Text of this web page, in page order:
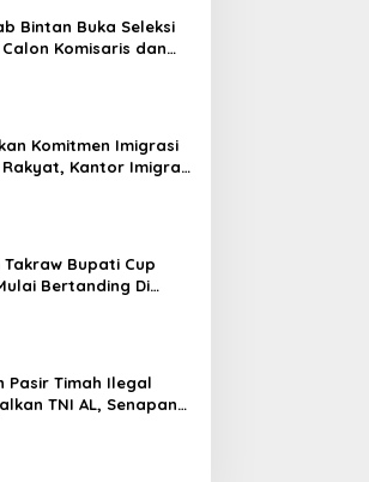
Bintan Buka Seleksi
Komisaris dan
Komitmen Imigrasi
Rakyat, Kantor Imigrasi
Takraw Bupati Cup
Bertanding Di
Pasir Timah Ilegal
TNI AL, Senapan